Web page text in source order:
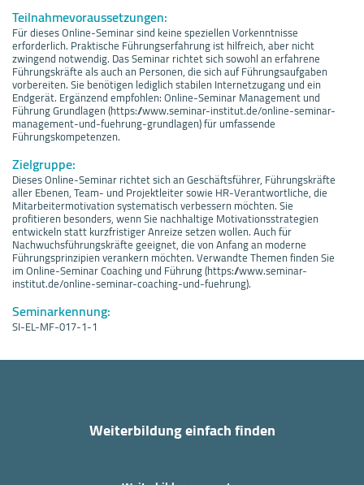
Teilnahmevoraussetzungen:
Für dieses Online-Seminar sind keine speziellen Vorkenntnisse
erforderlich. Praktische Führungserfahrung ist hilfreich, aber nicht
zwingend notwendig. Das Seminar richtet sich sowohl an erfahrene
Führungskräfte als auch an Personen, die sich auf Führungsaufgaben
vorbereiten. Sie benötigen lediglich stabilen Internetzugang und ein
Endgerät. Ergänzend empfohlen: Online-Seminar Management und
Führung Grundlagen (https://www.seminar-institut.de/online-seminar-
management-und-fuehrung-grundlagen) für umfassende
Führungskompetenzen.
Zielgruppe:
Dieses Online-Seminar richtet sich an Geschäftsführer, Führungskräfte
aller Ebenen, Team- und Projektleiter sowie HR-Verantwortliche, die
Mitarbeitermotivation systematisch verbessern möchten. Sie
profitieren besonders, wenn Sie nachhaltige Motivationsstrategien
entwickeln statt kurzfristiger Anreize setzen wollen. Auch für
Nachwuchsführungskräfte geeignet, die von Anfang an moderne
Führungsprinzipien verankern möchten. Verwandte Themen finden Sie
im Online-Seminar Coaching und Führung (https://www.seminar-
institut.de/online-seminar-coaching-und-fuehrung).
Seminarkennung:
SI-EL-MF-017-1-1
Weiterbildung einfach finden